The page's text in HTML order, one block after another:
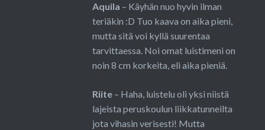
Aquila – Käyhän nuo hyvin ilman
teriäkin :D Tuo kaava on aika pieni,
mutta sitä voi kyllä suurentaa
tarvittaessa. Noi omat luistimeni on
noin 8 cm korkeita, eli aika pieniä.
Riite– Haha, luistelu oli yksi niistä
lajeista peruskoulun liikkatunneilta
jota vihasin verisesti! Mutta